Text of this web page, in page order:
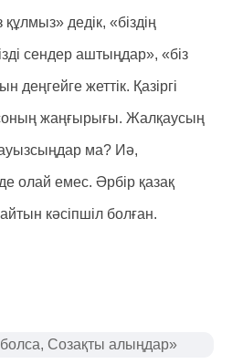
дедік, «біздің
сендер аштыңдар», «біз
деңгейге жеттік. Қазіргі
жаңғырығы. Жалқаусың
ма? Иә,
олай емес. Әрбір қазақ
кәсіпшіл болған.
Созақты алыңдар»